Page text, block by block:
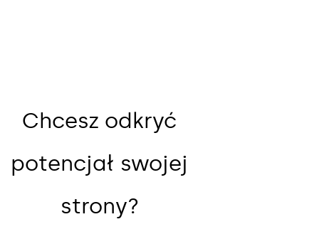
Chcesz odkryć
potencjał swojej
strony?